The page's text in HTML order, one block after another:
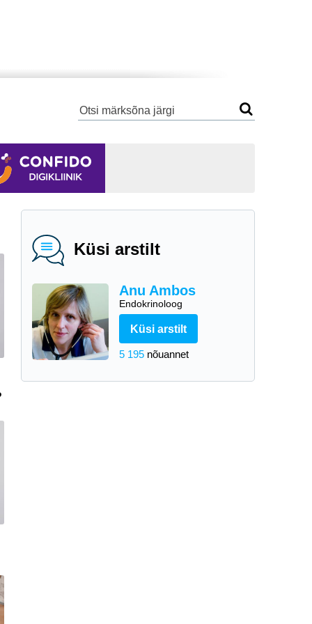
Küsi arstilt
Anu Ambos
Endokrinoloog
Küsi arstilt
5 195 nõuannet